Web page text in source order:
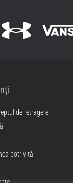
de retragere
potrivită